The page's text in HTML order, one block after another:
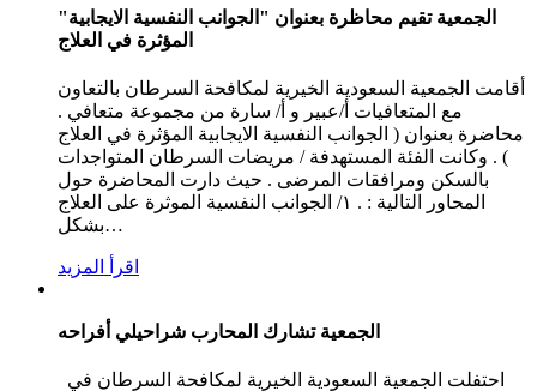
"الجمعية تقيم محاظرة بعنوان "الجوانب النفسية الايجابية
المؤثرة في العلاج
أقامت الجمعية السعودية الخيرية لمكافحة السرطان بالتعاون
مع المتعافيات أ/عبير و أ/ سارة من مجموعة متعافي .
محاضرة بعنوان ( الجوانب النفسية الايجابية المؤثرة في العلاج
) . وكانت الفئة المستهدفة / مريضات السرطان المتواجدات
بالسكن ومرافقات المرضى . حيث دارت المحاضرة حول
المحاور التالية : . ١/ الجوانب النفسية الموثرة على العلاج
بشكل…
اقرأ المزيد
الجمعية تشارك المحارب شراحيلي أفراحه